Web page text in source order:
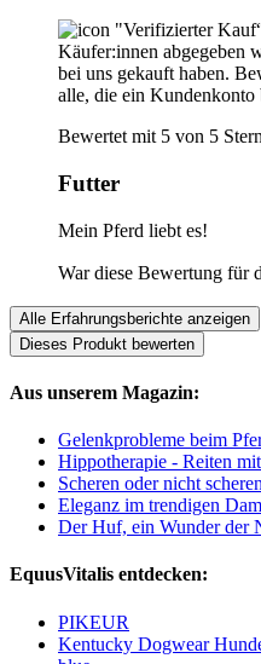
"Verifizierter
Käufer:innen abgegeben
bei uns gekauft haben.
alle, die ein Kundenkonto
Bewertet mit 5 von 5
Futter
Mein Pferd liebt es!
War diese Bewertung für
Alle Erfahrungsberichte anzeigen
Dieses Produkt bewerten
Aus unserem Magazin:
Gelenkprobleme beim
Hippotherapie - Reiten
Scheren oder nicht
Eleganz im trendigen
Der Huf, ein Wunder
EquusVitalis entdecken:
PIKEUR
Kentucky Dogwear